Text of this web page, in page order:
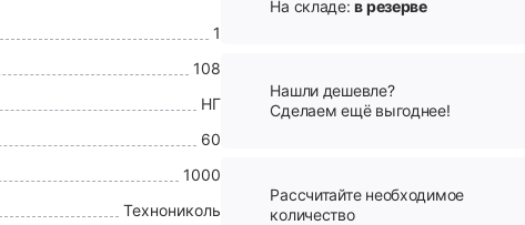
1
108
НГ
60
1000
Технониколь
На складе:в резерве
Нашли дешевле?
Сделаем ещё выгоднее!
Рассчитайте необходимое
количество